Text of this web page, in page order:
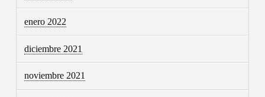
enero 2022
diciembre 2021
noviembre 2021